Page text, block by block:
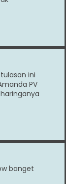
ini
PV
banget